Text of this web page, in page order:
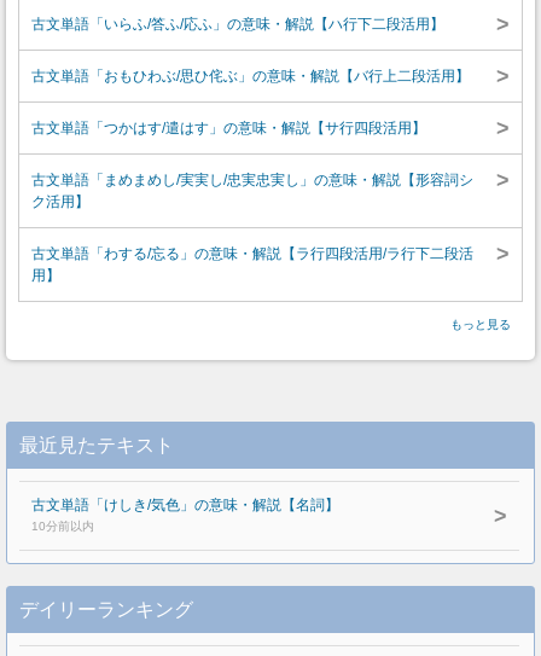
古文単語「いらふ/答ふ/応ふ」の意味・解説【ハ行下二段活用】 >
古文単語「おもひわぶ/思ひ侘ぶ」の意味・解説【バ行上二段活用】 >
古文単語「つかはす/遣はす」の意味・解説【サ行四段活用】 >
古文単語「まめまめし/実実し/忠実忠実し」の意味・解説【形容詞シ
ク活用】
>
古文単語「わする/忘る」の意味・解説【ラ行四段活用/ラ行下二段活
用】
>
もっと見る
最近見たテキスト
古文単語「けしき/気色」の意味・解説【名詞】
10分前以内 >
デイリーランキング